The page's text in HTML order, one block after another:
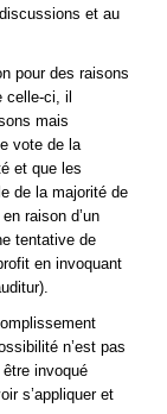
et au
pour des raisons
celle-ci, il
mais
vote de la
et que les
de la majorité de
raison d’un
tentative de
en invoquant
n’est pas
invoqué
s’appliquer et